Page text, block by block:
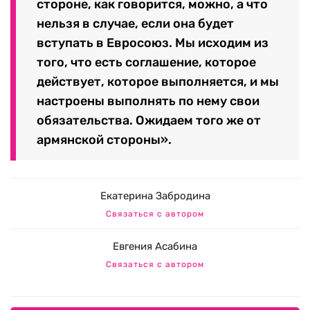
стороне, как говорится, можно, а что
нельзя в случае, если она будет
вступать в Евросоюз. Мы исходим из
того, что есть соглашение, которое
действует, которое выполняется, и мы
настроены выполнять по нему свои
обязательства. Ожидаем того же от
армянской стороны».
Екатерина Забродина
Связаться с автором
Евгения Асабина
Связаться с автором